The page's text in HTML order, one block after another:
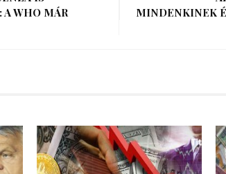
A WHO MÁR
MINDENKINEK